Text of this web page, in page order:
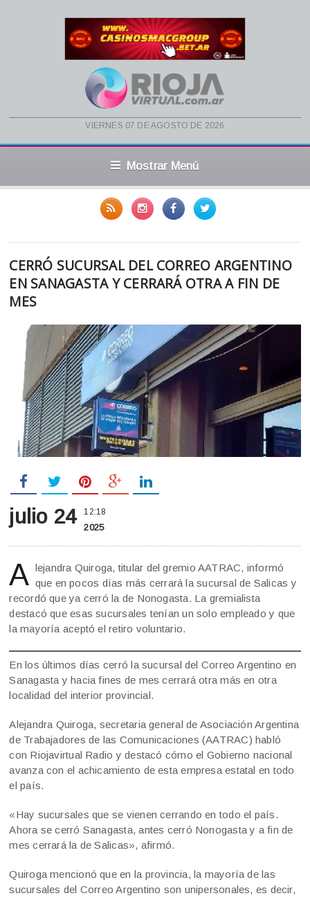
viernes 07 de agosto de 2026
Mostrar Menú
CERRÓ SUCURSAL DEL CORREO ARGENTINO
EN SANAGASTA Y CERRARÁ OTRA A FIN DE
MES
julio 24 12:18
2025
A lejandra Quiroga, titular del gremio AATRAC, informó
que en pocos días más cerrará la sucursal de Salicas y
recordó que ya cerró la de Nonogasta. La gremialista
destacó que esas sucursales tenían un solo empleado y que
la mayoría aceptó el retiro voluntario.
En los últimos días cerró la sucursal del Correo Argentino en
Sanagasta y hacia fines de mes cerrará otra más en otra
localidad del interior provincial.
Alejandra Quiroga, secretaria general de Asociación Argentina
de Trabajadores de las Comunicaciones (AATRAC) habló
con Riojavirtual Radio y destacó cómo el Gobierno nacional
avanza con el achicamiento de esta empresa estatal en todo
el país.
«Hay sucursales que se vienen cerrando en todo el país.
Ahora se cerró Sanagasta, antes cerró Nonogasta y a fin de
mes cerrará la de Salicas», afirmó.
Quiroga mencionó que en la provincia, la mayoría de las
sucursales del Correo Argentino son unipersonales, es decir,